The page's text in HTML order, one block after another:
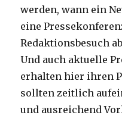
werden, wann ein
eine
Redaktionsbesuch
Und auch aktuelle
erhalten hier ihren
sollten zeitlich
und ausreichend